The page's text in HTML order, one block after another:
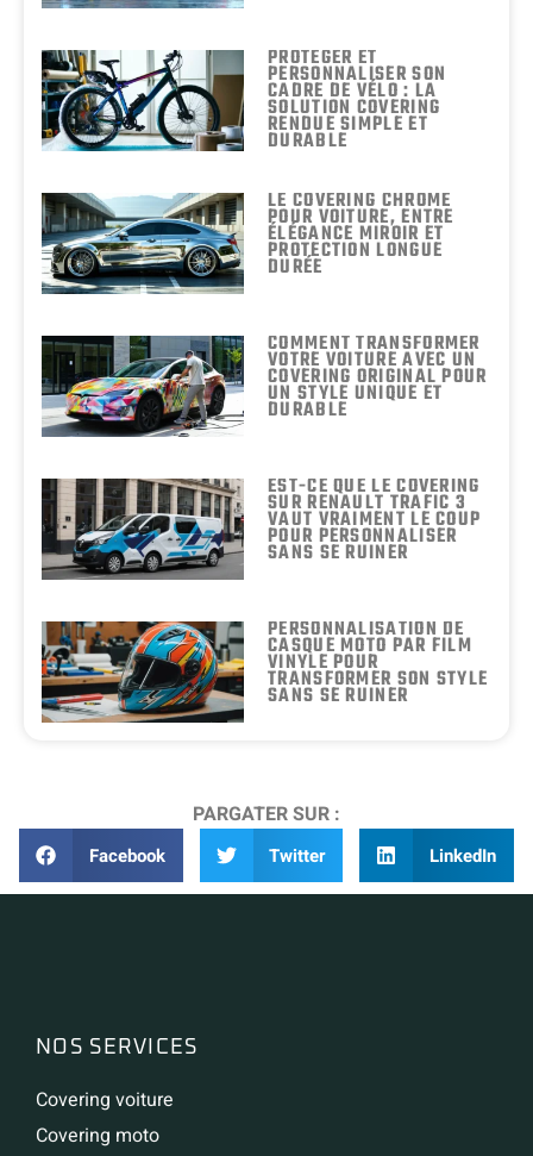
PROTÉGER ET
PERSONNALISER SON
CADRE DE VÉLO : LA
SOLUTION COVERING
RENDUE SIMPLE ET
DURABLE
LE COVERING CHROME
POUR VOITURE, ENTRE
ÉLÉGANCE MIROIR ET
PROTECTION LONGUE
DURÉE
COMMENT TRANSFORMER
VOTRE VOITURE AVEC UN
COVERING ORIGINAL POUR
UN STYLE UNIQUE ET
DURABLE
EST-CE QUE LE COVERING
SUR RENAULT TRAFIC 3
VAUT VRAIMENT LE COUP
POUR PERSONNALISER
SANS SE RUINER
PERSONNALISATION DE
CASQUE MOTO PAR FILM
VINYLE POUR
TRANSFORMER SON STYLE
SANS SE RUINER
PARGATER SUR :
Facebook Twitter LinkedIn
NOS SERVICES
Covering voiture
Covering moto